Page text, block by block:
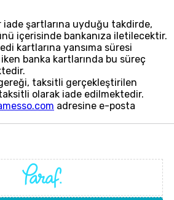
şartlarına uyduğu takdirde,
içerisinde bankanıza iletilecektir.
kartlarına yansıma süresi
banka kartlarında bu süreç
taksitli gerçekleştirilen
olarak iade edilmektedir.
adresine e-posta